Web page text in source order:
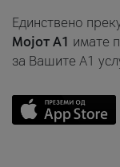
Единствено
Мојот A1 имате
за Вашите A1